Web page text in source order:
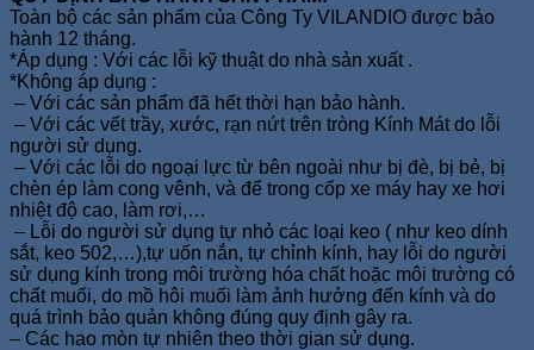
Toàn bộ các sản phẩm của Công Ty VILANDIO được bảo
hành 12 tháng.
*Áp dụng : Với các lỗi kỹ thuật do nhà sản xuất .
*Không áp dụng :
– Với các sản phẩm đã hết thời hạn bảo hành.
– Với các vết trầy, xước, rạn nứt trên tròng Kính Mát do lỗi
người sử dụng.
– Với các lỗi do ngoại lực từ bên ngoài như bị đè, bị bẻ, bị
chèn ép làm cong vênh, và để trong cốp xe máy hay xe hơi
nhiệt độ cao, làm rơi,…
– Lỗi do người sử dụng tự nhỏ các loại keo ( như keo dính
sắt, keo 502,…),tự uốn nắn, tự chỉnh kính, hay lỗi do người
sử dụng kính trong môi trường hóa chất hoặc môi trường có
chất muối, do mồ hôi muối làm ảnh hưởng đến kính và do
quá trình bảo quản không đúng quy định gây ra.
– Các hao mòn tự nhiên theo thời gian sử dụng.